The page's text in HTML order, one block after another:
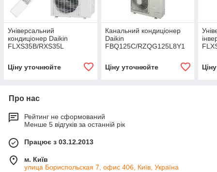
Універсальний
кондиціонер Daikin
FLXS35B/RXS35L
Ціну уточнюйте
Канальний кондиціонер
Daikin
FBQ125C/RZQG125L8Y1
Ціну уточнюйте
Про нас
Рейтинг не сформований
Менше 5 відгуків за останній рік
Працює з 03.12.2013
м. Київ
улица Бориспольская 7, офис 406, Київ, Україна